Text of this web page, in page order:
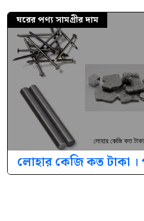
ঘরের পণ্য সামগ্রীর দাম
লোহার কেজি কত টাকা ।